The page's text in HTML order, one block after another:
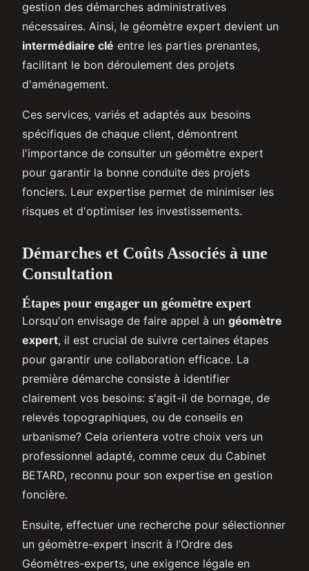
gestion des démarches administratives
nécessaires. Ainsi, le géomètre expert devient un
intermédiaire clé entre les parties prenantes,
facilitant le bon déroulement des projets
d'aménagement.
Ces services, variés et adaptés aux besoins
spécifiques de chaque client, démontrent
l'importance de consulter un géomètre expert
pour garantir la bonne conduite des projets
fonciers. Leur expertise permet de minimiser les
risques et d'optimiser les investissements.
Démarches et Coûts Associés à une
Consultation
Étapes pour engager un géomètre expert
Lorsqu'on envisage de faire appel à un géomètre
expert, il est crucial de suivre certaines étapes
pour garantir une collaboration efficace. La
première démarche consiste à identifier
clairement vos besoins: s'agit-il de bornage, de
relevés topographiques, ou de conseils en
urbanisme? Cela orientera votre choix vers un
professionnel adapté, comme ceux du Cabinet
BETARD, reconnu pour son expertise en gestion
foncière.
Ensuite, effectuer une recherche pour sélectionner
un géomètre-expert inscrit à l’Ordre des
Géomètres-experts, une exigence légale en